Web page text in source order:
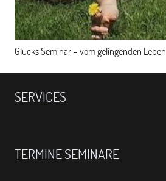
Glücks Seminar – vom gelingenden Leben
SERVICES
TERMINE SEMINARE